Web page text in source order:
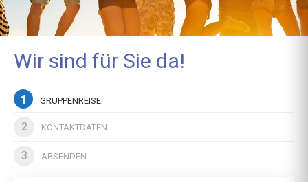
Wir sind für Sie da!
1 GRUPPENREISE
2 KONTAKTDATEN
3 ABSENDEN